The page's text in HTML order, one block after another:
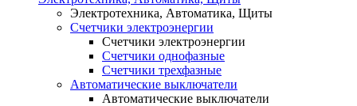
Электротехника, Автоматика, Щиты
Счетчики электроэнергии
Счетчики электроэнергии
Счетчики однофазные
Счетчики трехфазные
Автоматические выключатели
Автоматические выключатели